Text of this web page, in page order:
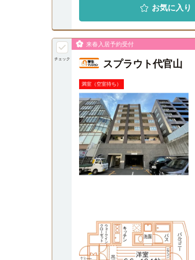
お気に入り
チェック
来春入居予約受付
スプラウト代官山
満室（空室待ち）